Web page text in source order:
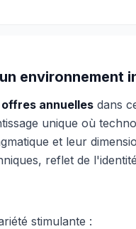
environnement
offres annuelles dans
unique où
et leur
reflet de
stimulante :